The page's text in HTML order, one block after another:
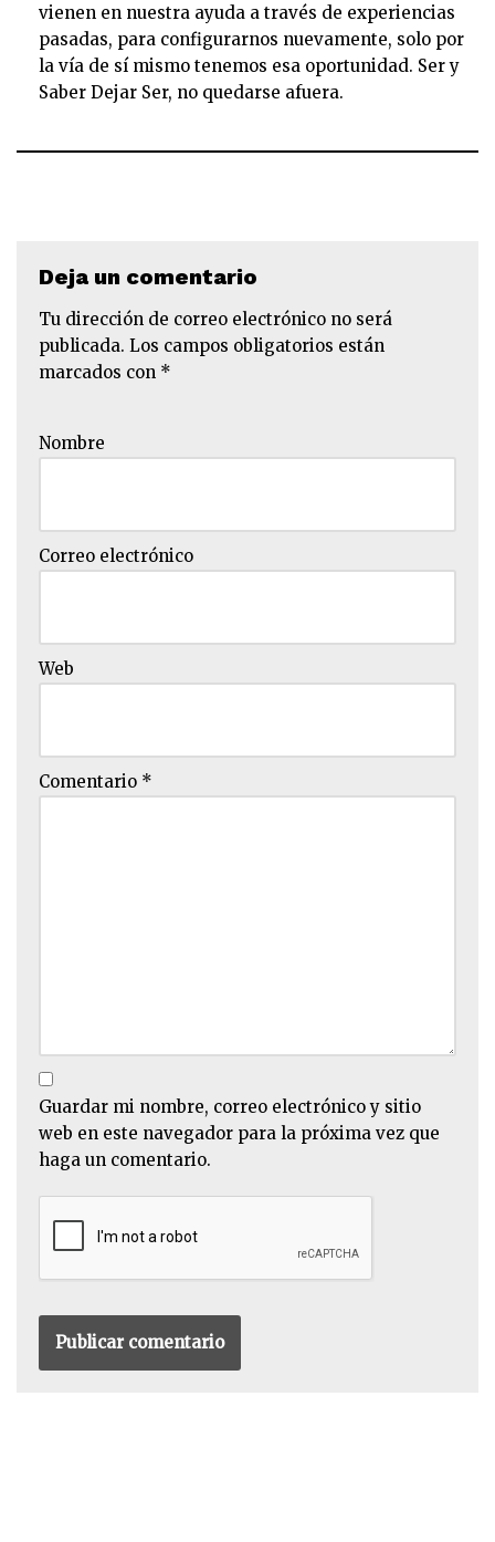
vienen en nuestra ayuda a través de experiencias
pasadas, para configurarnos nuevamente, solo por
la vía de sí mismo tenemos esa oportunidad. Ser y
Saber Dejar Ser, no quedarse afuera.
Deja un comentario
Tu dirección de correo electrónico no será
publicada. Los campos obligatorios están
marcados con *
Nombre
Correo electrónico
Web
Comentario *
Guardar mi nombre, correo electrónico y sitio
web en este navegador para la próxima vez que
haga un comentario.